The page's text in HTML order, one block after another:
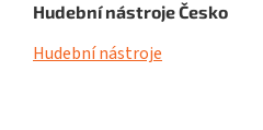
Hudební nástroje Česko
Hudební nástroje